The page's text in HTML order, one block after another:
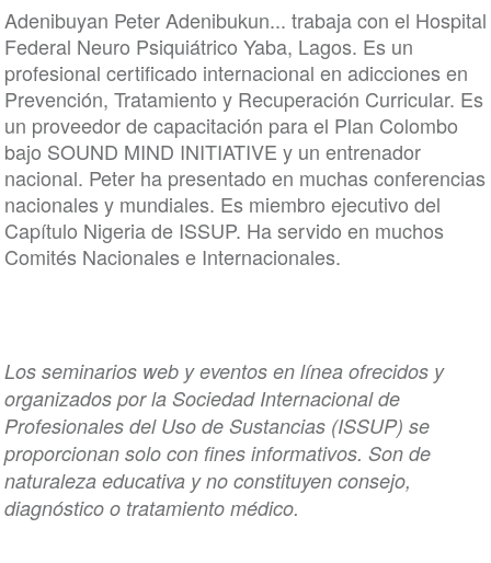
Adenibuyan Peter Adenibukun... trabaja con el Hospital
Federal Neuro Psiquiátrico Yaba, Lagos. Es un
profesional certificado internacional en adicciones en
Prevención, Tratamiento y Recuperación Curricular. Es
un proveedor de capacitación para el Plan Colombo
bajo SOUND MIND INITIATIVE y un entrenador
nacional. Peter ha presentado en muchas conferencias
nacionales y mundiales. Es miembro ejecutivo del
Capítulo Nigeria de ISSUP. Ha servido en muchos
Comités Nacionales e Internacionales.
Los seminarios web y eventos en línea ofrecidos y
organizados por la Sociedad Internacional de
Profesionales del Uso de Sustancias (ISSUP) se
proporcionan solo con fines informativos. Son de
naturaleza educativa y no constituyen consejo,
diagnóstico o tratamiento médico.